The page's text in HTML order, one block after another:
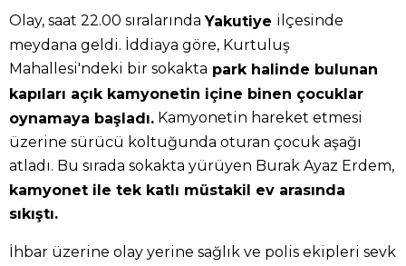
Olay, saat 22.00 sıralarındaYakutiye ilçesinde
meydana geldi. İddiaya göre, Kurtuluş
Mahallesi'ndeki bir sokakta park halinde bulunan
kapıları açık kamyonetin içine binen çocuklar
oynamaya başladı. Kamyonetin hareket etmesi
üzerine sürücü koltuğunda oturan çocuk aşağı
atladı. Bu sırada sokakta yürüyen Burak Ayaz Erdem,
kamyonet ile tek katlı müstakil ev arasında
sıkıştı.
İhbar üzerine olay yerine sağlık ve polis ekipleri sevk